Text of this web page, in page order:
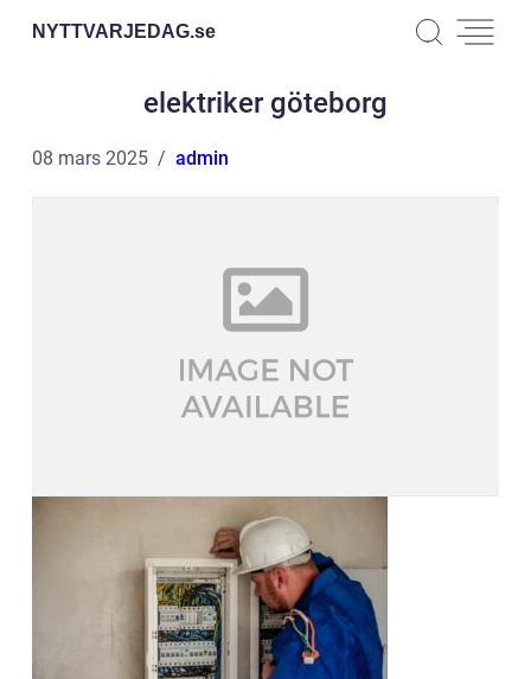
NYTTVARJEDAG.se
elektriker göteborg
08 mars 2025 admin